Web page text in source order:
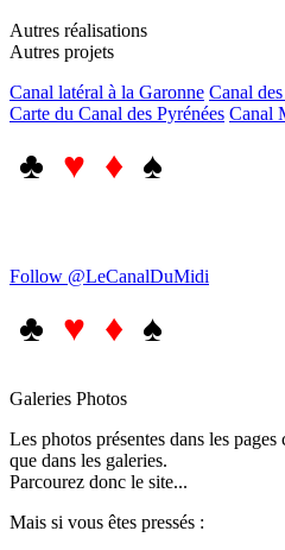
Autres réalisations
Autres projets
Canal latéral à la Garonne Canal
Carte du Canal des Pyrénées Canal
♣ ♥ ♦ ♠
Follow @LeCanalDuMidi
♣ ♥ ♦ ♠
Galeries Photos
Les photos présentes dans les
que dans les galeries.
Parcourez donc le site...
Mais si vous êtes pressés :